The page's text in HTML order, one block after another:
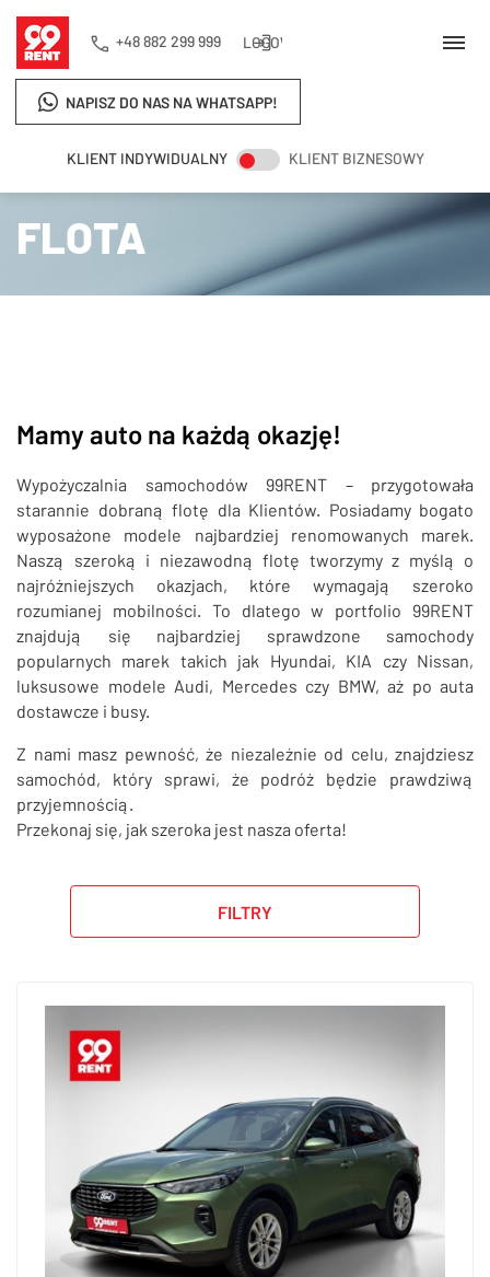
KLIENT INDYWIDUALNY KLIENT BIZNESOWY
NAPISZ DO NAS NA WHATSAPP!
+48 882 299 999 LOGOWANIE
SZUKAJ
Strona główna Flota
FLOTA
Mamy auto na każdą okazję!
Wypożyczalnia samochodów 99RENT – przygotowała
starannie dobraną flotę dla Klientów. Posiadamy bogato
wyposażone modele najbardziej renomowanych marek.
Naszą szeroką i niezawodną flotę tworzymy z myślą o
najróżniejszych okazjach, które wymagają szeroko
rozumianej mobilności. To dlatego w portfolio 99RENT
znajdują się najbardziej sprawdzone samochody
popularnych marek takich jak Hyundai, KIA czy Nissan,
luksusowe modele Audi, Mercedes czy BMW, aż po auta
dostawcze i busy.
Z nami masz pewność, że niezależnie od celu, znajdziesz
samochód, który sprawi, że podróż będzie prawdziwą
przyjemnością.
Przekonaj się, jak szeroka jest nasza oferta!
FILTRY